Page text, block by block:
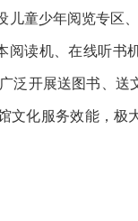
童少年阅览专区
阅读机、在线听书
广泛开展送图书、送
文化服务效能，极